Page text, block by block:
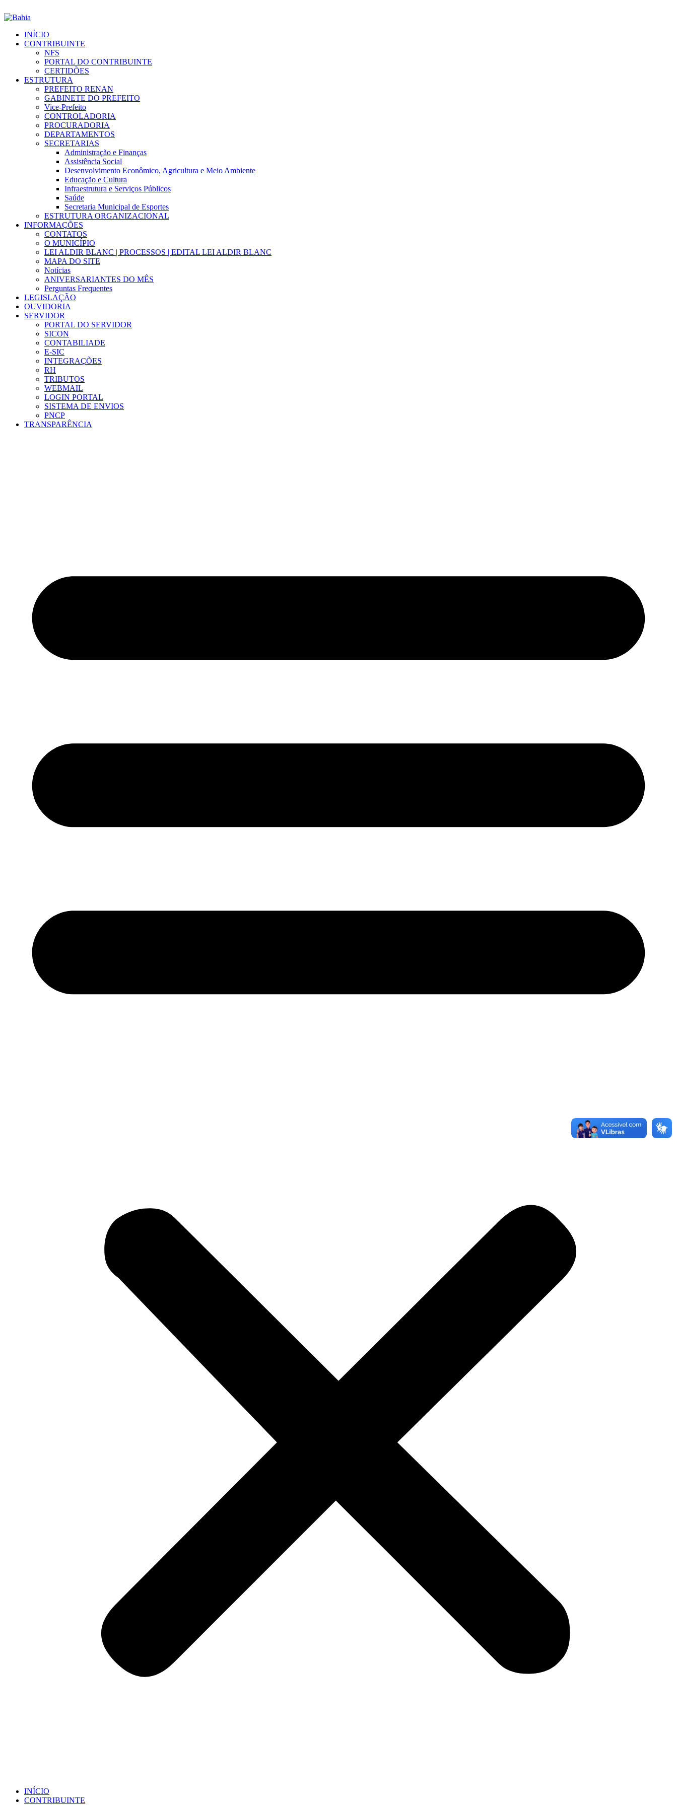
INÍCIO
CONTRIBUINTE
NFS
PORTAL DO CONTRIBUINTE
CERTIDÕES
ESTRUTURA
PREFEITO RENAN
GABINETE DO PREFEITO
Vice-Prefeito
CONTROLADORIA
PROCURADORIA
DEPARTAMENTOS
SECRETARIAS
Administração e Finanças
Assistência Social
Desenvolvimento Econômico, Agricultura e Meio Ambiente
Educação e Cultura
Infraestrutura e Serviços Públicos
Saúde
Secretaria Municipal de Esportes
ESTRUTURA ORGANIZACIONAL
INFORMAÇÕES
CONTATOS
O MUNICÍPIO
LEI ALDIR BLANC | PROCESSOS | EDITAL LEI ALDIR BLANC
MAPA DO SITE
Notícias
ANIVERSARIANTES DO MÊS
Perguntas Frequentes
LEGISLAÇÃO
OUVIDORIA
SERVIDOR
PORTAL DO SERVIDOR
SICON
CONTABILIADE
E-SIC
INTEGRAÇÕES
RH
TRIBUTOS
WEBMAIL
LOGIN PORTAL
SISTEMA DE ENVIOS
PNCP
TRANSPARÊNCIA
INÍCIO
CONTRIBUINTE